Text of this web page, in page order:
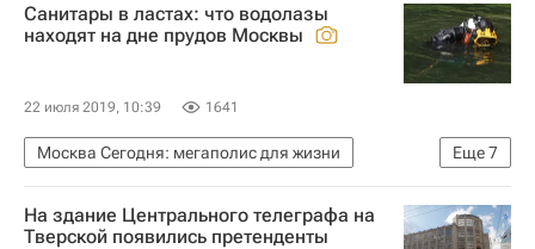
Проблемный ЖК "Царицыно"
Санитары в ластах: что водолазы
находят на дне прудов Москвы
22 июля 2019, 10:39 1641
Еще7
Москва Сегодня: мегаполис для жизни
Москва
Мосводосток
Городское хозяйство Москвы
На здание Центрального телеграфа на
Тверской появились претенденты